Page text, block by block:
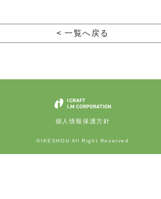
< 一覧へ戻る
個人情報保護方針
©IKESHOU All Right Reserved